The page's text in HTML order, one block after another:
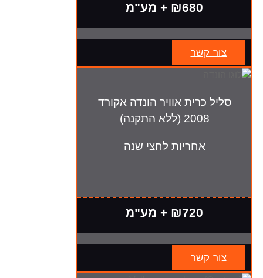
₪680 + מע"מ
צור קשר
סליל כרית אוויר הונדה אקורד
2008 (ללא התקנה)
אחריות לחצי שנה
₪720 + מע"מ
צור קשר